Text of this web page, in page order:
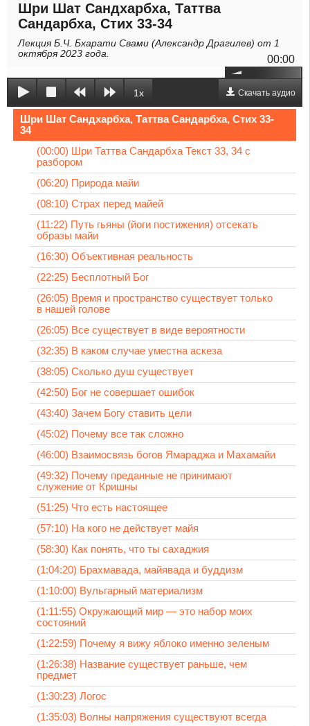
Шри Шат Сандхарбха, Таттва
Сандарбха, Стих 33-34
Лекция Б.Ч. Бхарати Свами (Александр Драгилев) от 1
октября 2023 года.
00:00
1x Скачать аудио
Шри Шат Сандхарбха, Таттва Сандарбха, Стих 33-
34
(00:00) Шри Таттва Сандарбха Текст 33, 34 с
разбором
(06:20) Природа майи
(08:10) Страх перед майей
(11:22) Путь гьяны (йоги постижения) отсекать
образы майи
(16:30) Объективная реальность
(22:25) Бесплотный Бог
(26:05) Время и пространство существует только
в нашей голове
(26:05) Все существует в виде вероятности
(32:35) В каком случае уместна аскеза
(38:05) Сколько душ существует
(42:50) Бог не совершает ошибок
(43:40) Зачем Богу ставить цели
(45:02) Почему все так сложно
(46:00) Взаимосвязь богов Ямараджа и Махамайи
(49:32) Почему преданные не принимают
служение от Кришны
(51:25) Что есть настоящее
(57:10) На кого не действует майя
(58:30) Как понять, что ты сахаджия
(1:04:20) Брахмавада, майявада и буддизм
(1:10:00) Вульгарный материализм
(1:11:55) Окружающий мир — это набор моих
состояний
(1:22:59) Почему я вижу яблоко именно зеленым
(1:26:38) Название существует раньше, чем
предмет
(1:30:23) Логос
(1:35:03) Волны напряжения существуют всегда